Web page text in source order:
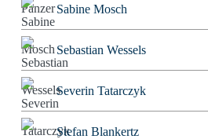
Sabine Mosch
Sebastian Wessels
Severin Tatarczyk
Stefan Blankertz